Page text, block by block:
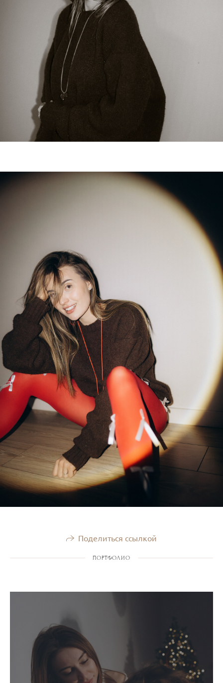
Поделиться ссылкой
ПОРТФОЛИО